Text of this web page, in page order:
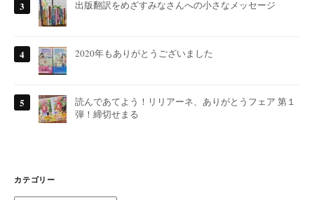
出版翻訳をめざすみなさんへの小さなメッセージ
2020年もありがとうございました
読んであてよう！リリアーネ、ありがとうフェア 第１
弾！締切せまる
カテゴリー